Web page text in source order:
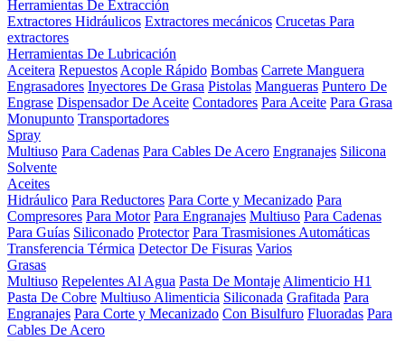
Herramientas De Extracción
Extractores Hidráulicos Extractores mecánicos Crucetas Para
extractores
Herramientas De Lubricación
Aceitera Repuestos Acople Rápido Bombas Carrete Manguera
Engrasadores Inyectores De Grasa Pistolas Mangueras Puntero De
Engrase Dispensador De Aceite Contadores Para Aceite Para Grasa
Monupunto Transportadores
Spray
Multiuso Para Cadenas Para Cables De Acero Engranajes Silicona
Solvente
Aceites
Hidráulico Para Reductores Para Corte y Mecanizado Para
Compresores Para Motor Para Engranajes Multiuso Para Cadenas
Para Guías Siliconado Protector Para Trasmisiones Automáticas
Transferencia Térmica Detector De Fisuras Varios
Grasas
Multiuso Repelentes Al Agua Pasta De Montaje Alimenticio H1
Pasta De Cobre Multiuso Alimenticia Siliconada Grafitada Para
Engranajes Para Corte y Mecanizado Con Bisulfuro Fluoradas Para
Cables De Acero